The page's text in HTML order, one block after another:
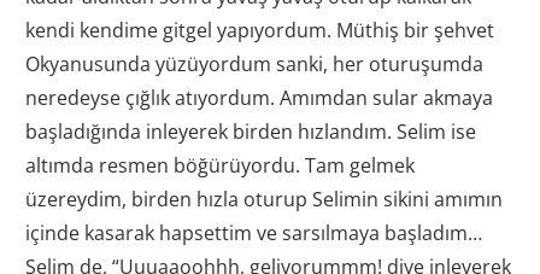
kendi kendime gitgel yapıyordum. Müthiş bir şehvet
Okyanusunda yüzüyordum sanki, her oturuşumda
neredeyse çığlık atıyordum. Amımdan sular akmaya
başladığında inleyerek birden hızlandım. Selim ise
altımda resmen böğürüyordu. Tam gelmek
üzereydim, birden hızla oturup Selimin sikini amımın
içinde kasarak hapsettim ve sarsılmaya başladım…
Selim de, “Uuuaaoohhh, geliyorummm! diye inleyerek